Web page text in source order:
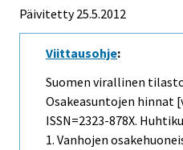
Päivitetty 25.5.2012
Viittausohje:
Suomen virallinen
Osakeasuntojen hinnat
ISSN=2323-878X.
1. Vanhojen